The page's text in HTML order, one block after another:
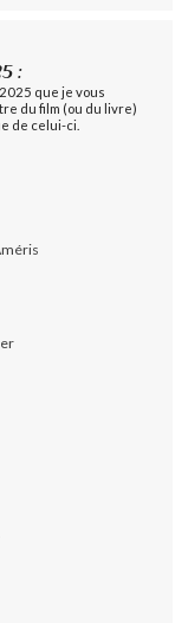
:
que je vous
du film (ou du livre)
de celui-ci.